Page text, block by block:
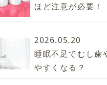
ほど注意が必要！
2026.05.20
睡眠不足でむし歯
やすくなる？